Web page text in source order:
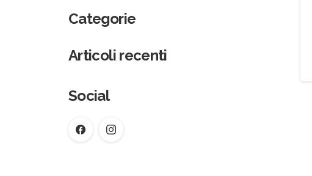
Categorie
Articoli recenti
Social